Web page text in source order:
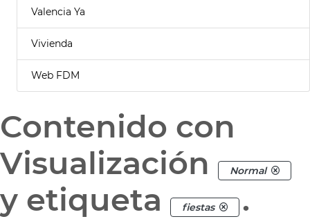
Valencia Ya
Vivienda
Web FDM
Contenido con
Visualización
Normal
y etiqueta fiestas .